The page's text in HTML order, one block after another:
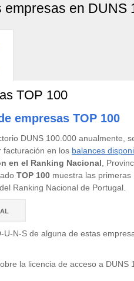
empresas en DUNS
TOP 100
empresas TOP 100
DUNS 100.000 anualmente,
facturación en los balances
en el Ranking Nacional ,
TOP 100 muestra las
Ranking Nacional de Portugal.
U-N-S de alguna de estas
la licencia de acceso a